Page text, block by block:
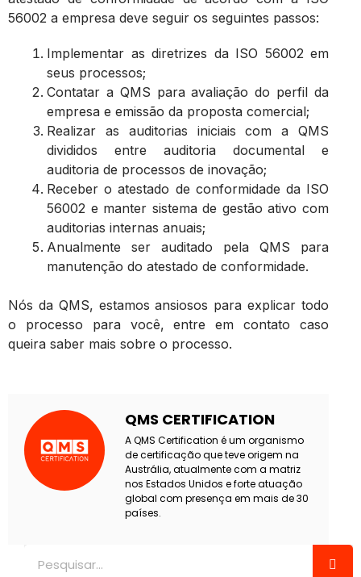
56002 a empresa deve seguir os seguintes passos:
Implementar as diretrizes da ISO 56002 em
seus processos;
Contatar a QMS para avaliação do perfil da
empresa e emissão da proposta comercial;
Realizar as auditorias iniciais com a QMS
divididos entre auditoria documental e
auditoria de processos de inovação;
Receber o atestado de conformidade da ISO
56002 e manter sistema de gestão ativo com
auditorias internas anuais;
Anualmente ser auditado pela QMS para
manutenção do atestado de conformidade.
Nós da QMS, estamos ansiosos para explicar todo
o processo para você, entre em contato caso
queira saber mais sobre o processo.
QMS CERTIFICATION
A QMS Certification é um organismo
de certificação que teve origem na
Austrália, atualmente com a matriz
nos Estados Unidos e forte atuação
global com presença em mais de 30
países.